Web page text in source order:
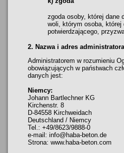
zgoda osoby, której dane
woli, którym osoba, której
potwierdzającego,
2. Nazwa i adres
Administratorem w rozumieniu
obowiązujących w państwach
danych jest:
Niemcy:
Johann Bartlechner KG
Kirchenstr. 8
D-84558 Kirchweidach
Deutschland / Niemcy
Tel.: +49/8623/9888-0
e-mail: info@haba-beton.de
Strona: www.haba-beton.com